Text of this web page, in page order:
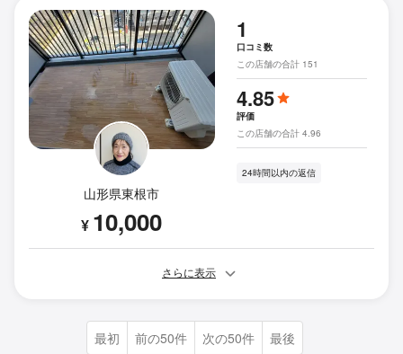
山形県東根市
¥ 10,000
1
口コミ数
この店舗の合計 151
4.85
評価
この店舗の合計 4.96
24時間以内の返信
さらに表示
最初 前の50件 次の50件 最後